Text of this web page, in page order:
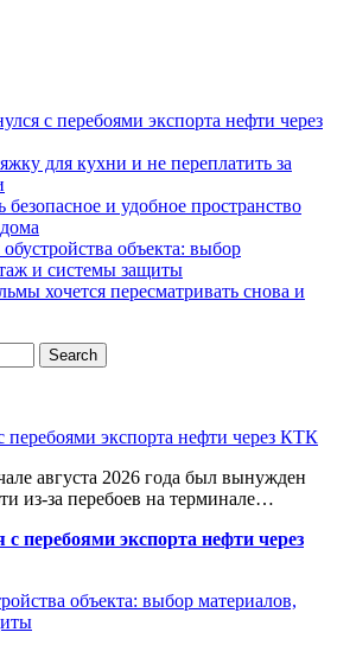
с перебоями экспорта нефти через
для кухни и не переплатить за
безопасное и удобное пространство
объекта: выбор
и системы защиты
хочется пересматривать снова и
перебоями экспорта нефти через КТК
августа 2026 года был вынужден
из-за перебоев на терминале…
с перебоями экспорта нефти через
объекта: выбор материалов,